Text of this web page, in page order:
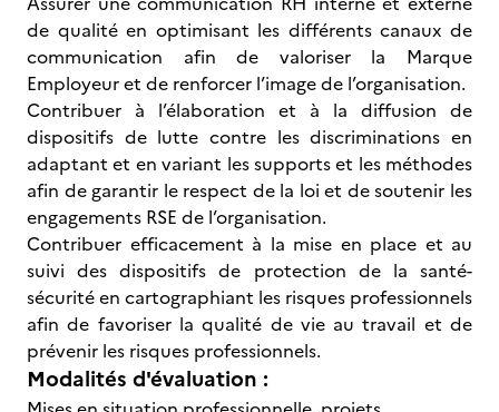
de qualité en optimisant les différents canaux de
communication afin de valoriser la Marque
Employeur et de renforcer l’image de l’organisation.
Contribuer à l’élaboration et à la diffusion de
dispositifs de lutte contre les discriminations en
adaptant et en variant les supports et les méthodes
afin de garantir le respect de la loi et de soutenir les
engagements RSE de l’organisation.
Contribuer efficacement à la mise en place et au
suivi des dispositifs de protection de la santé-
sécurité en cartographiant les risques professionnels
afin de favoriser la qualité de vie au travail et de
prévenir les risques professionnels.
Modalités d'évaluation :